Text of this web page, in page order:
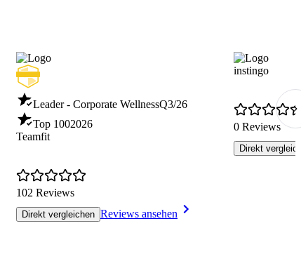
Leader - Corporate WellnessQ3/26
Top 1002026
Teamfit
102 Reviews
Direkt vergleichen Reviews ansehen
instingo
0 Reviews
Direkt